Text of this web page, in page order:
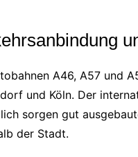
A46, A57 und
und Köln. Der
sorgen gut
der Stadt.